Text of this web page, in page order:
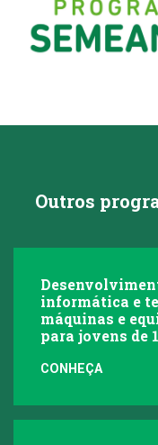
Outros
informática e
máquinas e
para jovens de
CONHEÇA